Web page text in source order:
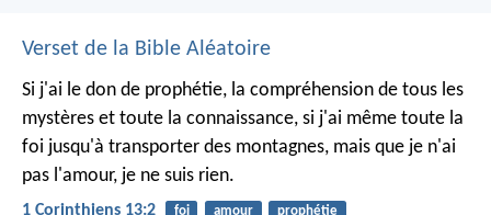
Verset de la Bible Aléatoire
Si j'ai le don de prophétie, la compréhension de tous les
mystères et toute la connaissance, si j'ai même toute la
foi jusqu'à transporter des montagnes, mais que je n'ai
pas l'amour, je ne suis rien.
1 Corinthiens 13:2 foi amour prophétie